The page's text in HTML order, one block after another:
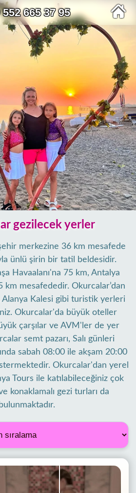
552 665 37 95
gezilecek yerler
merkezine 36 km mesafede
ünlü şirin bir tatil beldesidir.
Havaalanı'na 75 km, Antalya
km mesafededir. Okurcalar’dan
Alanya Kalesi gibi turistik yerleri
Okurcalar'da büyük oteller
çarşılar ve AVM'ler de yer
semt pazarı, Salı günleri
sabah 08:00 ile akşam 20:00
Okurcalar'dan yerel
Tours ile katılabileceğiniz çok
konaklamalı gezi turları da
bulunmaktadır.